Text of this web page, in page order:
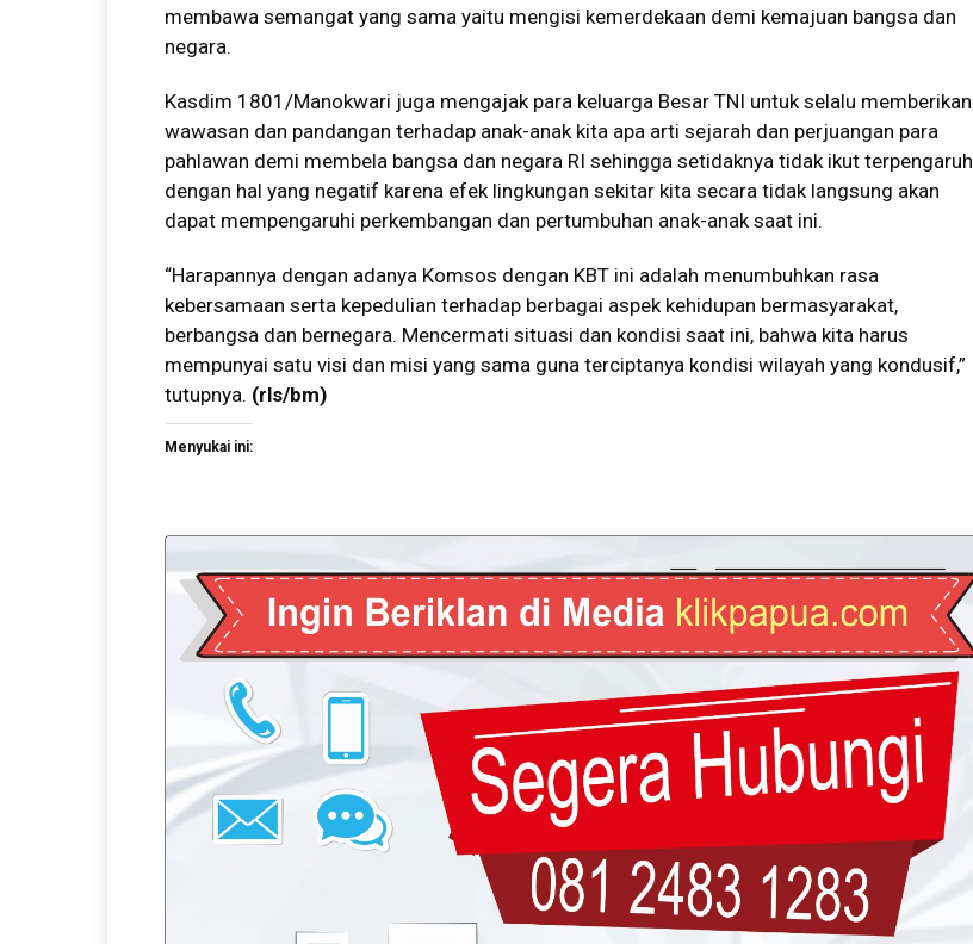
membawa semangat yang sama yaitu mengisi kemerdekaan demi kemajuan bangsa dan
negara.
Kasdim 1801/Manokwari juga mengajak para keluarga Besar TNI untuk selalu memberikan
wawasan dan pandangan terhadap anak-anak kita apa arti sejarah dan perjuangan para
pahlawan demi membela bangsa dan negara RI sehingga setidaknya tidak ikut terpengaruh
dengan hal yang negatif karena efek lingkungan sekitar kita secara tidak langsung akan
dapat mempengaruhi perkembangan dan pertumbuhan anak-anak saat ini.
“Harapannya dengan adanya Komsos dengan KBT ini adalah menumbuhkan rasa
kebersamaan serta kepedulian terhadap berbagai aspek kehidupan bermasyarakat,
berbangsa dan bernegara. Mencermati situasi dan kondisi saat ini, bahwa kita harus
mempunyai satu visi dan misi yang sama guna terciptanya kondisi wilayah yang kondusif,”
tutupnya. (rls/bm)
Menyukai ini: